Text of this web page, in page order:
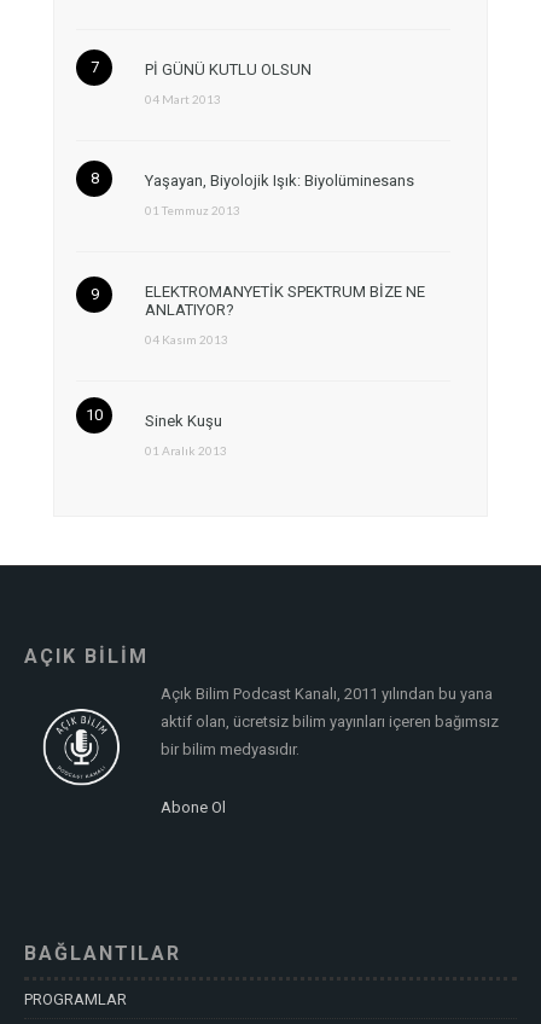
Pİ GÜNÜ KUTLU OLSUN
04 Mart 2013
Yaşayan, Biyolojik Işık: Biyolüminesans
01 Temmuz 2013
ELEKTROMANYETİK SPEKTRUM BİZE NE
ANLATIYOR?
04 Kasım 2013
Sinek Kuşu
01 Aralık 2013
AÇIK BİLİM
Açık Bilim Podcast Kanalı, 2011 yılından bu yana
aktif olan, ücretsiz bilim yayınları içeren bağımsız
bir bilim medyasıdır.
Abone Ol
BAĞLANTILAR
PROGRAMLAR